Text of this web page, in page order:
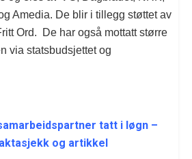
Amedia. De blir i tillegg støttet av
Ord. De har også mottatt større
via statsbudsjettet og
tatt i løgn –
og artikkel